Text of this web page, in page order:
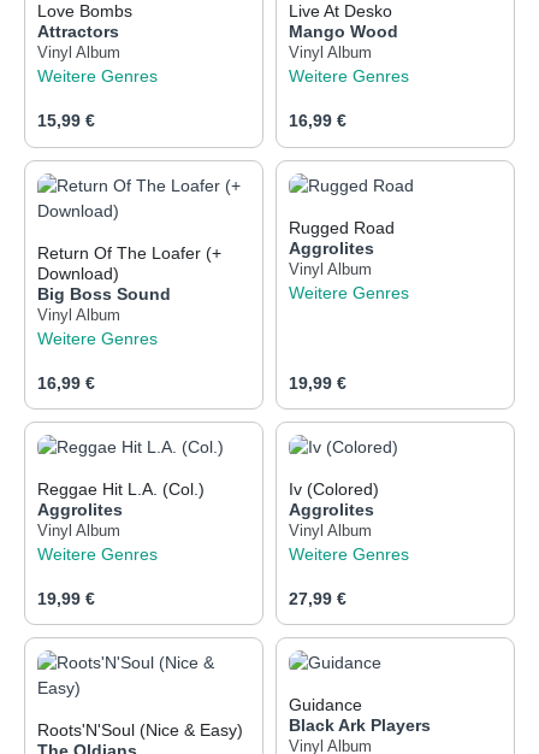
Love Bombs
Attractors
Vinyl Album
Weitere Genres
Regulärer Preis:
15,99 €
Live At Desko
Mango Wood
Vinyl Album
Weitere Genres
Regulärer Preis:
16,99 €
Return Of The Loafer (+
Download)
Big Boss Sound
Vinyl Album
Weitere Genres
Regulärer Preis:
16,99 €
Rugged Road
Aggrolites
Vinyl Album
Weitere Genres
Regulärer Preis:
19,99 €
Reggae Hit L.A. (Col.)
Aggrolites
Vinyl Album
Weitere Genres
Regulärer Preis:
19,99 €
Iv (Colored)
Aggrolites
Vinyl Album
Weitere Genres
Regulärer Preis:
27,99 €
Roots'N'Soul (Nice & Easy)
The Oldians
Guidance
Black Ark Players
Vinyl Album